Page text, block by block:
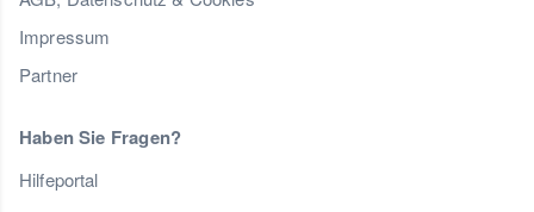
Impressum
Partner
Haben Sie Fragen?
Hilfeportal